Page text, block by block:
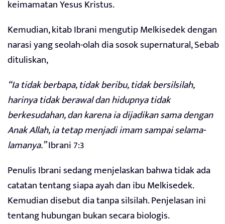
keimamatan Yesus Kristus.
Kemudian, kitab Ibrani mengutip Melkisedek dengan
narasi yang seolah-olah dia sosok supernatural, Sebab
dituliskan,
“Ia tidak berbapa, tidak beribu, tidak bersilsilah,
harinya tidak berawal dan hidupnya tidak
berkesudahan, dan karena ia dijadikan sama dengan
Anak Allah, ia tetap menjadi imam sampai selama-
lamanya.”Ibrani 7:3
Penulis Ibrani sedang menjelaskan bahwa tidak ada
catatan tentang siapa ayah dan ibu Melkisedek.
Kemudian disebut dia tanpa silsilah. Penjelasan ini
tentang hubungan bukan secara biologis.